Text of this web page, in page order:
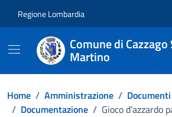
Regione Lombardia
Comune di Cazzago
Martino
Home / Amministrazione /
/ Documentazione / Gioco d’azzardo